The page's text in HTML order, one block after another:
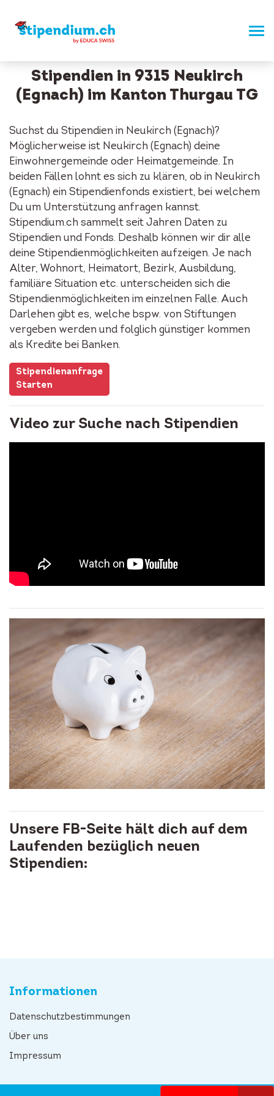
Stipendien in 9315 Neukirch
(Egnach) im Kanton Thurgau TG
Suchst du Stipendien in Neukirch (Egnach)?
Möglicherweise ist Neukirch (Egnach) deine
Einwohnergemeinde oder Heimatgemeinde. In
beiden Fällen lohnt es sich zu klären, ob in Neukirch
(Egnach) ein Stipendienfonds existiert, bei welchem
Du um Unterstützung anfragen kannst.
Stipendium.ch sammelt seit Jahren Daten zu
Stipendien und Fonds. Deshalb können wir dir alle
deine Stipendienmöglichkeiten aufzeigen. Je nach
Alter, Wohnort, Heimatort, Bezirk, Ausbildung,
familiäre Situation etc. unterscheiden sich die
Stipendienmöglichkeiten im einzelnen Falle. Auch
Darlehen gibt es, welche bspw. von Stiftungen
vergeben werden und folglich günstiger kommen
als Kredite bei Banken.
Stipendienanfrage
Starten
Video zur Suche nach Stipendien
Unsere FB-Seite hält dich auf dem
Laufenden bezüglich neuen
Stipendien:
Informationen
Datenschutzbestimmungen
Über uns
Impressum